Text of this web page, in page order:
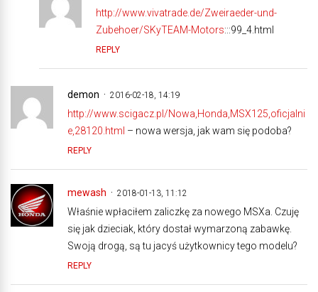
http://www.vivatrade.de/Zweiraeder-und-
Zubehoer/SKyTEAM-Motors:::99_4.html
REPLY
demon 2016-02-18, 14:19
http://www.scigacz.pl/Nowa,Honda,MSX125,oficjalni
e,28120.html – nowa wersja, jak wam się podoba?
REPLY
mewash 2018-01-13, 11:12
Właśnie wpłaciłem zaliczkę za nowego MSXa. Czuję
się jak dzieciak, który dostał wymarzoną zabawkę.
Swoją drogą, są tu jacyś użytkownicy tego modelu?
REPLY